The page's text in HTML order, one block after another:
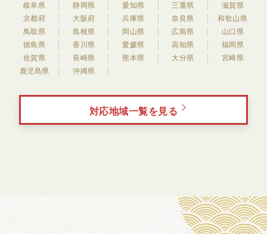
岐阜県
静岡県 愛知県 三重県
滋賀県
京都府
大阪府 兵庫県 奈良県
和歌山県
鳥取県
島根県 岡山県 広島県
山口県
徳島県
香川県 愛媛県 高知県
福岡県
佐賀県
長崎県 熊本県 大分県
宮崎県
鹿児島県
沖縄県
対応地域一覧を見る